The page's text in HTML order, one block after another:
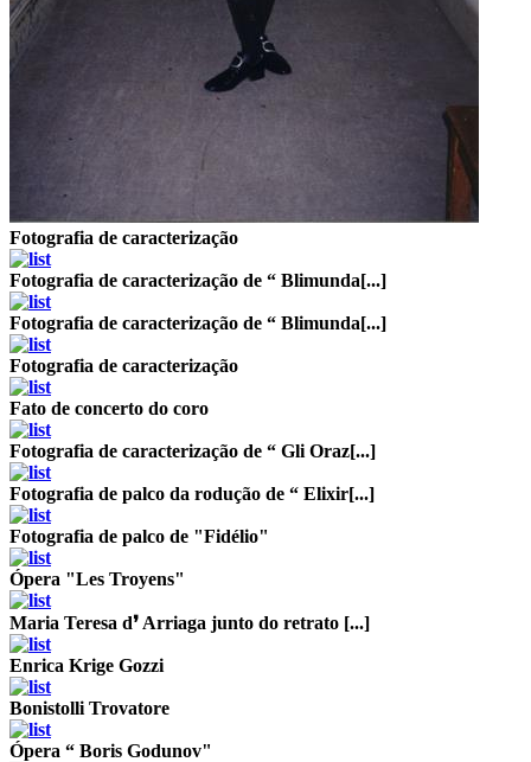
Fotografia de caracterização
Fotografia de caracterização de “ Blimunda[...]
Fotografia de caracterização de “ Blimunda[...]
Fotografia de caracterização
Fato de concerto do coro
Fotografia de caracterização de “ Gli Oraz[...]
Fotografia de palco da rodução de “ Elixir[...]
Fotografia de palco de "Fidélio"
Ópera "Les Troyens"
Maria Teresa d❜ Arriaga junto do retrato [...]
Enrica Krige Gozzi
Bonistolli Trovatore
Ópera “ Boris Godunov"